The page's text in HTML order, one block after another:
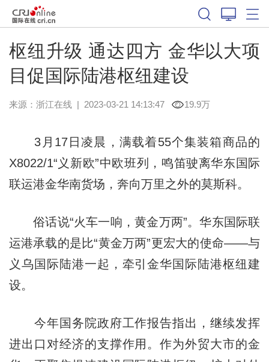
枢纽升级 通达四方 金华以大项
目促国际陆港枢纽建设
来源： 浙江在线| 2023-03-21 14:13:47 19.9万
3月17日凌晨，满载着55个集装箱商品的
X8022/1“义新欧”中欧班列，鸣笛驶离华东国际
联运港金华南货场，奔向万里之外的莫斯科。
俗话说“火车一响，黄金万两”。华东国际联
运港承载的是比“黄金万两”更宏大的使命——与
义乌国际陆港一起，牵引金华国际陆港枢纽建
设。
今年国务院政府工作报告指出，继续发挥
进出口对经济的支撑作用。作为外贸大市的金